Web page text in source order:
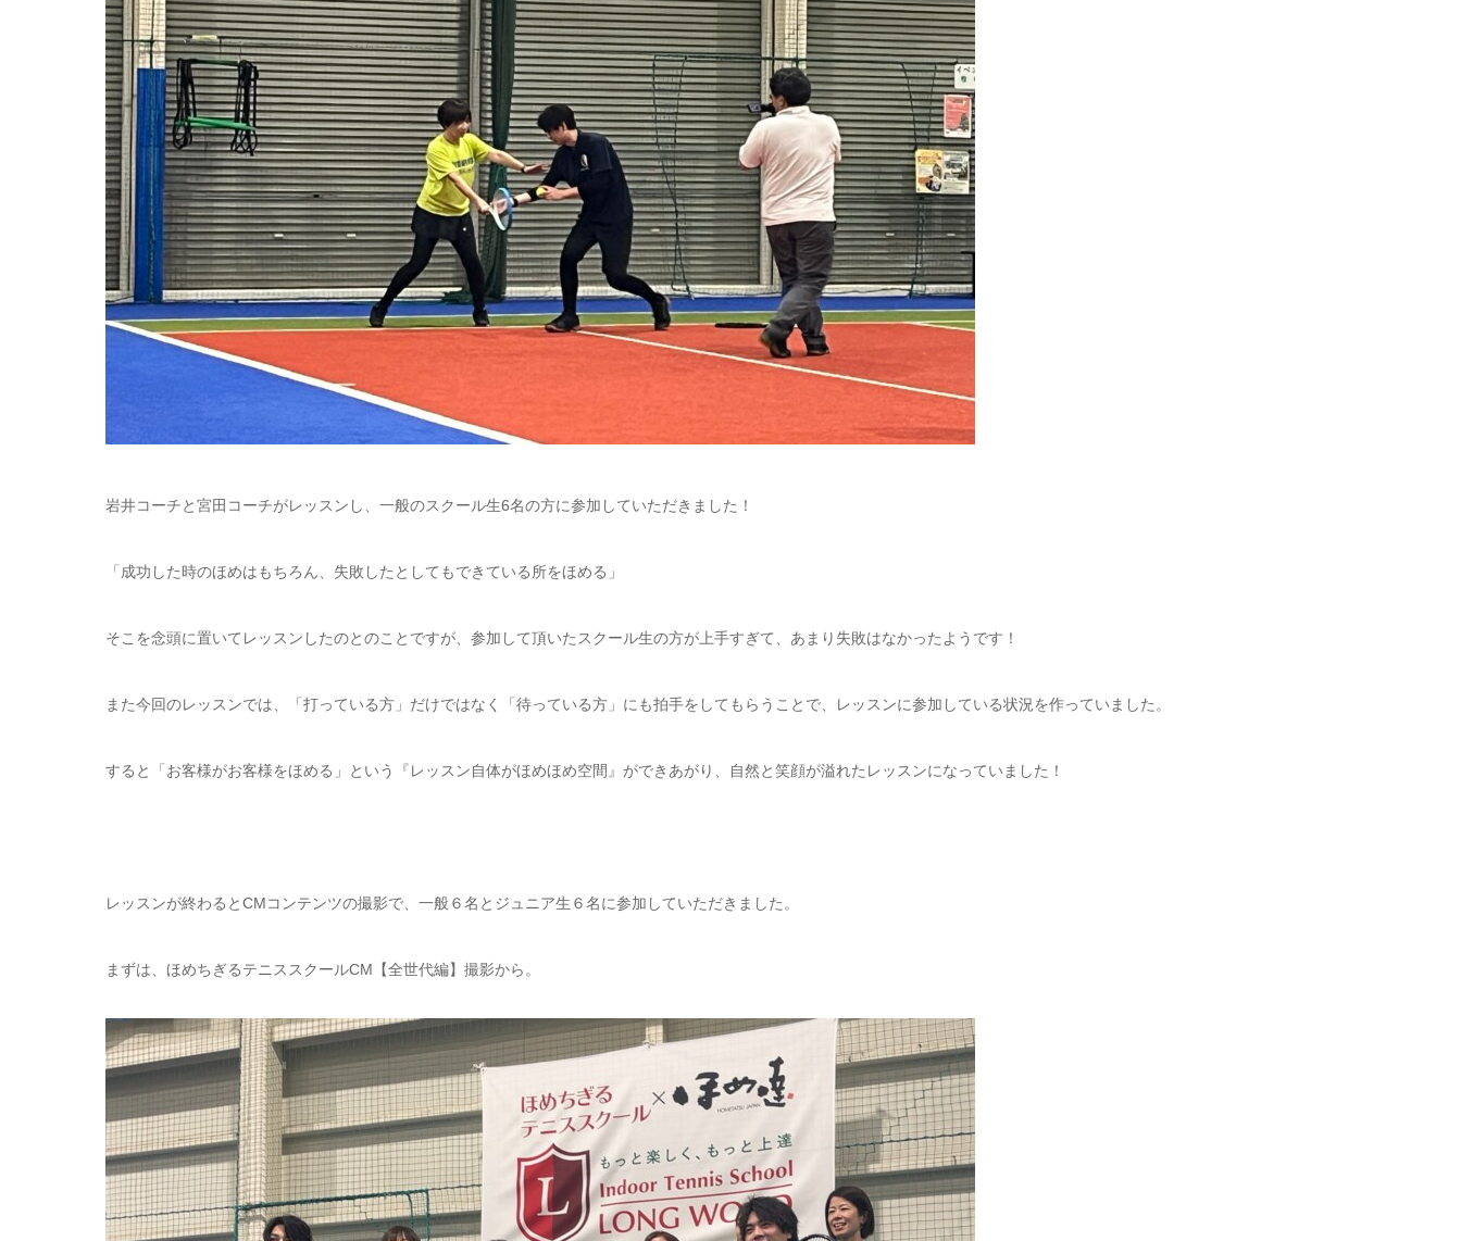
岩井コーチと宮田コーチがレッスンし、一般のスクール生6名の方に参加していただきました！
「成功した時のほめはもちろん、失敗したとしてもできている所をほめる」
そこを念頭に置いてレッスンしたのとのことですが、参加して頂いたスクール生の方が上手すぎて、あまり失敗はなかったようです！
また今回のレッスンでは、「打っている方」だけではなく「待っている方」にも拍手をしてもらうことで、レッスンに参加している状況を作っていました。
すると「お客様がお客様をほめる」という『レッスン自体がほめほめ空間』ができあがり、自然と笑顔が溢れたレッスンになっていました！
レッスンが終わるとCMコンテンツの撮影で、一般６名とジュニア生６名に参加していただきました。
まずは、ほめちぎるテニススクールCM【全世代編】撮影から。